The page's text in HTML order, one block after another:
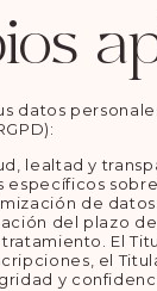
datos
lealtad y
específicos
de
del plazo
El
el
y